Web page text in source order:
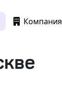
Компания